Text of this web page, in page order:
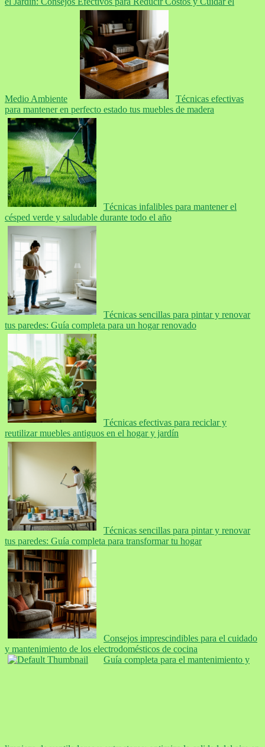
Medio Ambiente
Técnicas efectivas
para mantener en perfecto estado tus muebles de madera
Técnicas infalibles para mantener el
césped verde y saludable durante todo el año
Técnicas sencillas para pintar y renovar
tus paredes: Guía completa para un hogar renovado
Técnicas efectivas para reciclar y
reutilizar muebles antiguos en el hogar y jardín
Técnicas sencillas para pintar y renovar
tus paredes: Guía completa para transformar tu hogar
Consejos imprescindibles para el cuidado
y mantenimiento de los electrodomésticos de cocina
Guía completa para el mantenimiento y